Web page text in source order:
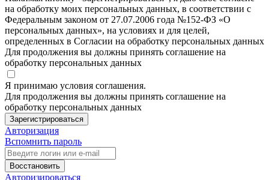
на обработку моих персональных данных, в соответствии с
Федеральным законом от 27.07.2006 года №152-ФЗ «О
персональных данных», на условиях и для целей,
определенных в Согласии на обработку персональных данных
Для продолжения вы должны принять соглашение на
обработку персональных данных
Я принимаю условия соглашения.
Для продолжения вы должны принять соглашение на
обработку персональных данных
Зарегистрироваться
Авторизация
Вспомнить пароль
Восстановить
Авторизироваться